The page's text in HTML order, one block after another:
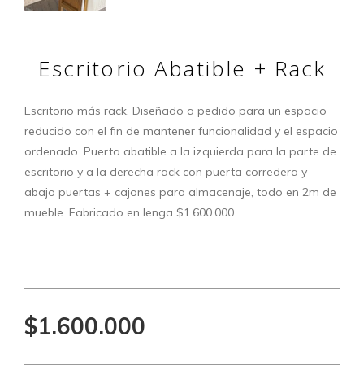
Escritorio Abatible + Rack
Escritorio más rack. Diseñado a pedido para un espacio
reducido con el fin de mantener funcionalidad y el espacio
ordenado. Puerta abatible a la izquierda para la parte de
escritorio y a la derecha rack con puerta corredera y
abajo puertas + cajones para almacenaje, todo en 2m de
mueble. Fabricado en lenga $1.600.000
$1.600.000